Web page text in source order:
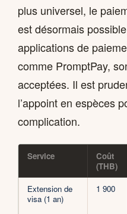
plus universel, le
est désormais
applications de
comme PromptPay,
acceptées. Il est
l’appoint en espèces
complication.
Service
Coût
(THB)
Extension de
visa (1 an)
1 900